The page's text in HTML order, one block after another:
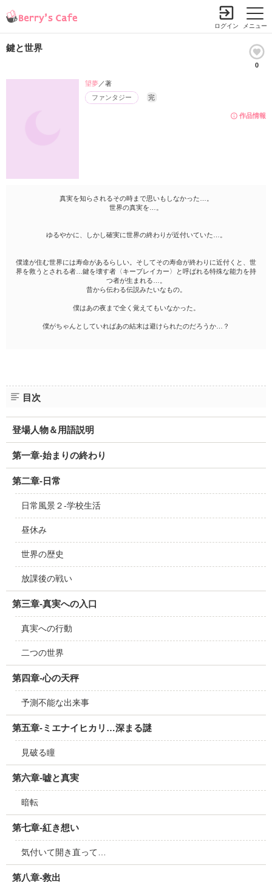
メニュー
ログイン
鍵と世界
0
作品情報
ファンタジー 完
望夢／著
真実を知らされるその時まで思いもしなかった…。
世界の真実を…。
ゆるやかに、しかし確実に世界の終わりが近付いていた…。
僕達が住む世界には寿命があるらしい。そしてその寿命が終わりに近付くと、世
界を救うとされる者…鍵を壊す者〈キーブレイカー〉と呼ばれる特殊な能力を持
つ者が生まれる…。
昔から伝わる伝説みたいなもの。
僕はあの夜まで全く覚えてもいなかった。
僕がちゃんとしていればあの結末は避けられたのだろうか…？
目次
登場人物＆用語説明
第一章‐始まりの終わり
第二章‐日常
日常風景２‐学校生活
昼休み
世界の歴史
放課後の戦い
第三章‐真実への入口
真実への行動
二つの世界
第四章‐心の天秤
予測不能な出来事
第五章‐ミエナイヒカリ…深まる謎
見破る瞳
第六章‐嘘と真実
暗転
第七章‐紅き想い
気付いて開き直って…
第八章‐救出